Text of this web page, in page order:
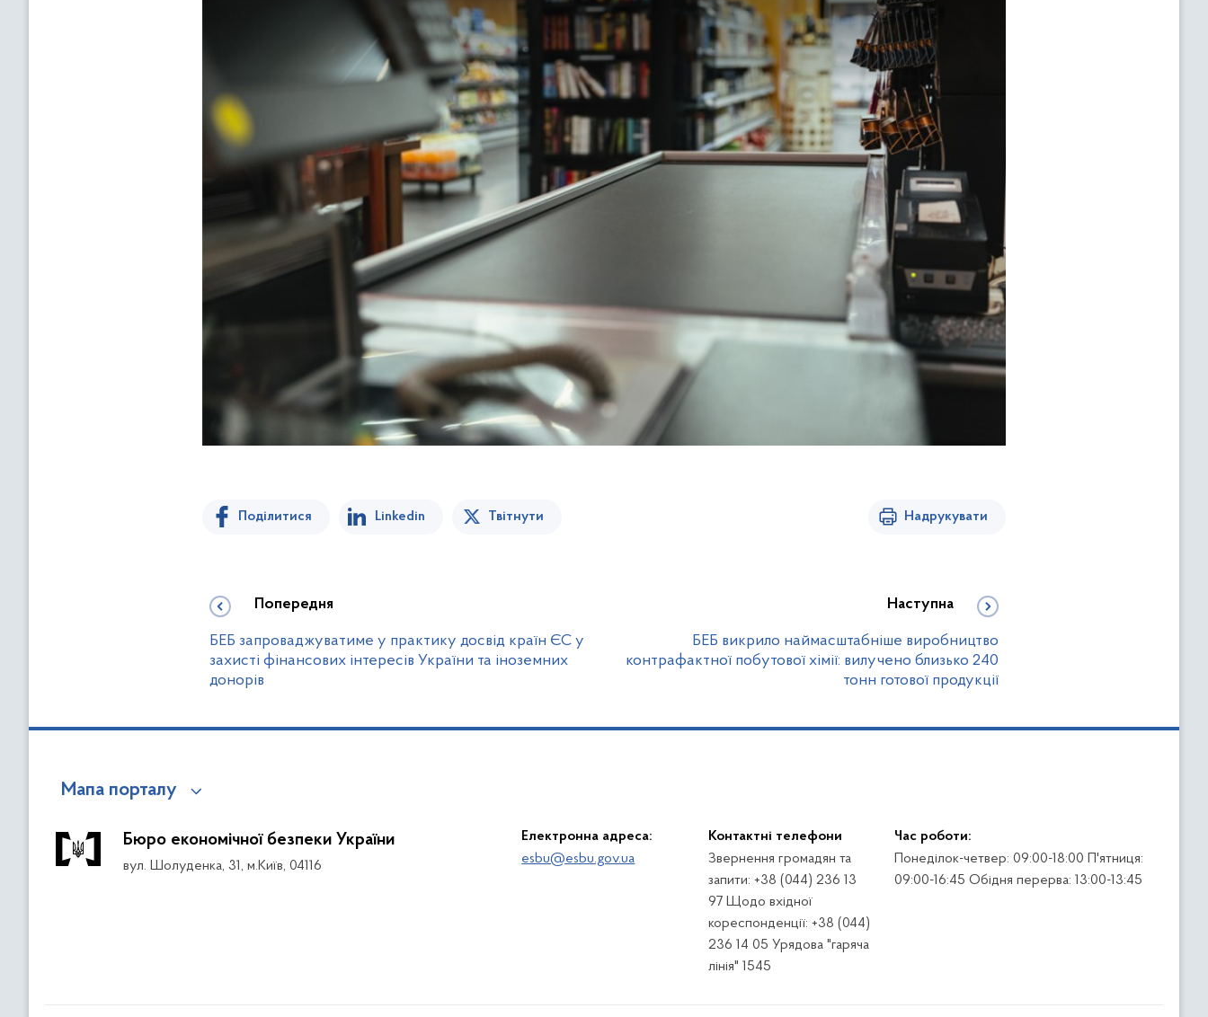
Поділитися Linkedin Твітнути Надрукувати
Попередня
БЕБ запроваджуватиме у практику досвід країн ЄС у
захисті фінансових інтересів України та іноземних
донорів
Наступна
БЕБ викрило наймасштабніше виробництво
контрафактної побутової хімії: вилучено близько 240
тонн готової продукції
Мапа порталу
Бюро економічної безпеки України
вул. Шолуденка, 31, м.Київ, 04116
Електронна адреса:
esbu@esbu.gov.ua
Контактні телефони
Звернення громадян та
запити: +38 (044) 236 13
97 Щодо вхідної
кореспонденції: +38 (044)
236 14 05 Урядова "гаряча
лінія" 1545
Час роботи:
Понеділок-четвер: 09:00-18:00 П'ятниця:
09:00-16:45 Обідня перерва: 13:00-13:45